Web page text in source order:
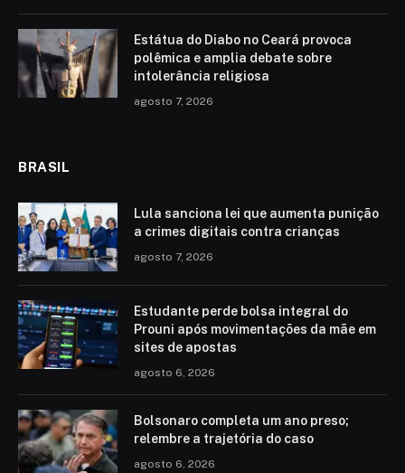
Estátua do Diabo no Ceará provoca
polêmica e amplia debate sobre
intolerância religiosa
agosto 7, 2026
BRASIL
Lula sanciona lei que aumenta punição
a crimes digitais contra crianças
agosto 7, 2026
Estudante perde bolsa integral do
Prouni após movimentações da mãe em
sites de apostas
agosto 6, 2026
Bolsonaro completa um ano preso;
relembre a trajetória do caso
agosto 6, 2026